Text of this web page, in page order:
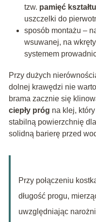
tzw. pamięć kształtu
uszczelki do
sposób montażu –
wsuwanej, na
systemem
Przy dużych
dolnej krawędzi nie
brama zacznie się
ciepły próg na klej,
stabilną powierzchnię
solidną barierę przed
Przy połączeniu
długość progu,
uwzględniając